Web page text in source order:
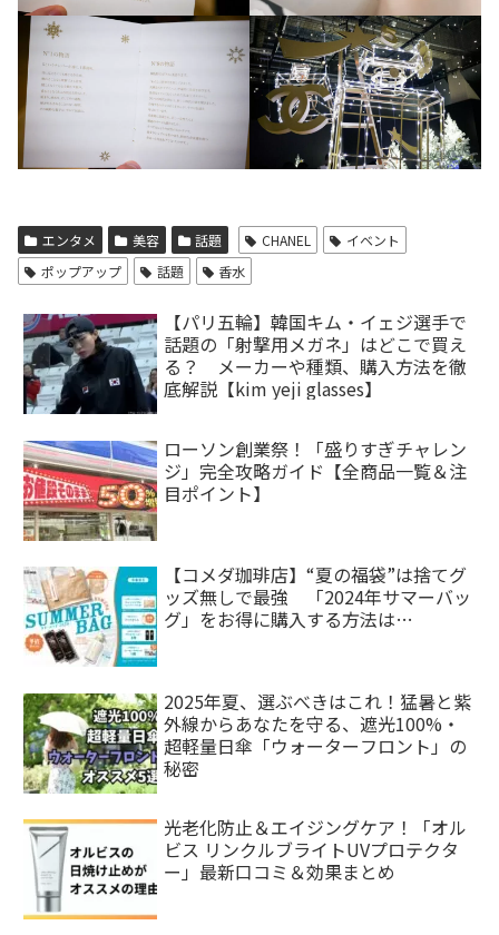
エンタメ 美容 話題 CHANEL
イベント
ポップアップ
話題 香水
【パリ五輪】韓国キム・イェジ選手で
話題の「射撃用メガネ」はどこで買え
る？ メーカーや種類、購入方法を徹
底解説【kim yeji glasses】
ローソン創業祭！「盛りすぎチャレン
ジ」完全攻略ガイド【全商品一覧＆注
目ポイント】
【コメダ珈琲店】“夏の福袋”は捨てグ
ッズ無しで最強 「2024年サマーバッ
グ」をお得に購入する方法は…
2025年夏、選ぶべきはこれ！猛暑と紫
外線からあなたを守る、遮光100%・
超軽量日傘「ウォーターフロント」の
秘密
光老化防止＆エイジングケア！「オル
ビス リンクルブライトUVプロテクタ
ー」最新口コミ＆効果まとめ